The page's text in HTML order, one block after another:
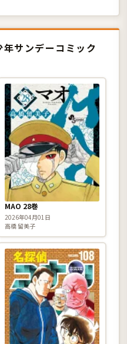
サンデーコミック
MAO 28巻
2026年04月01日
高橋 留美子